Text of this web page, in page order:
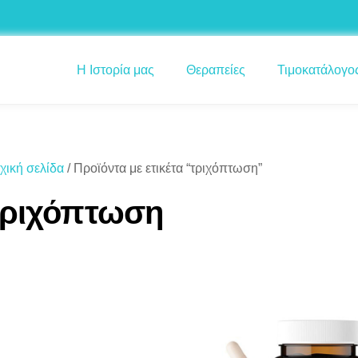
Η Ιστορία μας Θεραπείες
σελίδα / Προϊόντα με ετικέτα “τριχόπτωση”